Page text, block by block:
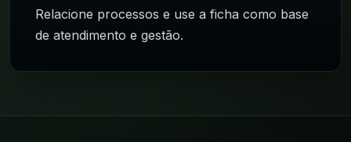
Relacione processos e use a ficha como base
de atendimento e gestão.